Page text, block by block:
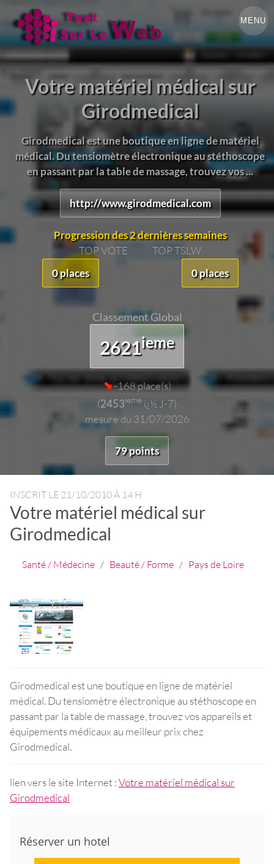
MENU
Votre matériel médical sur
Girodmedical
Girodmedical est une boutique en ligne de matériel
médical. Du tensiomètre électronique au stéthoscope
en passant par la table de massage, trouvez vos ...
http://www.girodmedical.com
Progression des 2 dernières semaines
TOP VOTE
0 places
TOP TSLW
0 places
Classement Global
2621ieme
-168 place(s)
(2453iemeï¿½ J-7)
mesure du 31/07/2026
79 points
INSCRIT LE 21/10/2010 À 14 H
Votre matériel médical sur
Girodmedical
Santé / Médecine / Beauté / Forme / Pays de Loire
Girodmedical est une boutique en ligne de matériel
médical. Du tensiomètre électronique au stéthoscope en
passant par la table de massage, trouvez vos appareils et
équipements médicaux au meilleur prix chez
Girodmedical.
lien vers le site Internet :Votre matériel médical sur
Girodmedical
Réserver un hotel